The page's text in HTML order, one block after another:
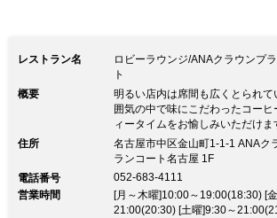
レストラン名
ロビーラウンジ/ANAクラウンプ
ト
概要
明るい店内は席間も広くとられ
囲気の中で味にこだわったコー
ィータイムをお愉しみいただけま
住所
名古屋市中区金山町1-1-1 ANAク
ランコート名古屋 1F
電話番号
052-683-4111
営業時間
[月～木曜]10:00～19:00(18:30) [
21:00(20:30) [土曜]9:30～